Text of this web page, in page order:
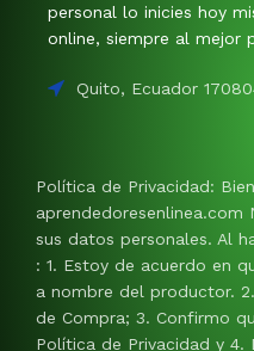
personal lo inicies hoy
online, siempre al mejor
Quito, Ecuador
Política de Privacidad:
aprendedoresenlinea.com
sus datos personales. Al
: 1. Estoy de acuerdo en
a nombre del productor.
de Compra; 3. Confirmo
Política de Privacidad y 4.